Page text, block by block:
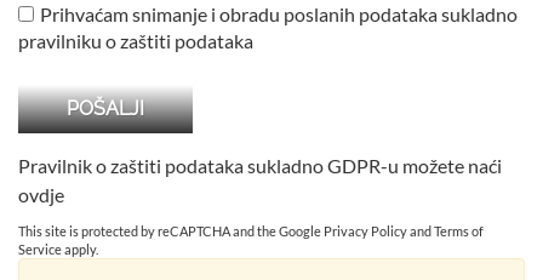
Prihvaćam snimanje i obradu poslanih podataka sukladno
pravilniku o zaštiti podataka
Pravilnik o zaštiti podataka sukladno GDPR-u možete naći
ovdje
This site is protected by reCAPTCHA and the Google Privacy Policy andTerms of
Service apply.